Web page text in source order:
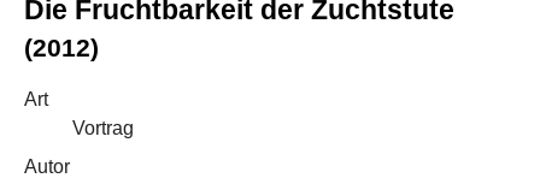
Die Fruchtbarkeit der Zuchtstute
(2012)
Art
Vortrag
Autor